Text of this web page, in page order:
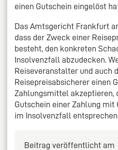
einen Gutschein eingelöst
Das Amtsgericht Frankfurt
dass der Zweck einer
besteht, den konkreten
Insolvenzfall abzudecken.
Reiseveranstalter und auch
Reisepreisabsicherer einen
Zahlungsmittel akzeptieren,
Gutschein einer Zahlung mit
im Insolvenzfall
Beitrag veröffentlicht am